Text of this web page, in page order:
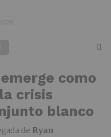
como
crisis
blanco
de Ryan